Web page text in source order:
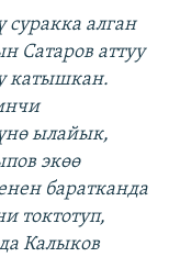
алган
Сатаров аттуу
катышкан.
ылайык,
экөө
баратканда
токтотуп,
Калыков